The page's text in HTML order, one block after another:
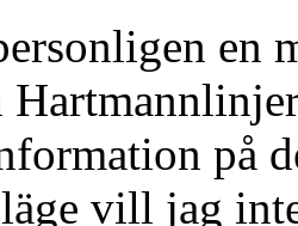
en
på
vill jag